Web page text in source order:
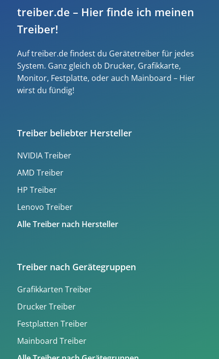
treiber.de – Hier finde ich meinen
Treiber!
Auf treiber.de findest du Gerätetreiber für jedes
System. Ganz gleich ob Drucker, Grafikkarte,
Monitor, Festplatte, oder auch Mainboard – Hier
wirst du fündig!
Treiber beliebter Hersteller
NVIDIA Treiber
AMD Treiber
HP Treiber
Lenovo Treiber
Alle Treiber nach Hersteller
Treiber nach Gerätegruppen
Grafikkarten Treiber
Drucker Treiber
Festplatten Treiber
Mainboard Treiber